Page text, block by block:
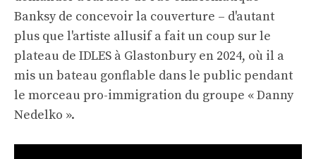
Banksy de concevoir la couverture – d'autant
plus que l'artiste allusif a fait un coup sur le
plateau de IDLES à Glastonbury en 2024, où il a
mis un bateau gonflable dans le public pendant
le morceau pro-immigration du groupe « Danny
Nedelko ».